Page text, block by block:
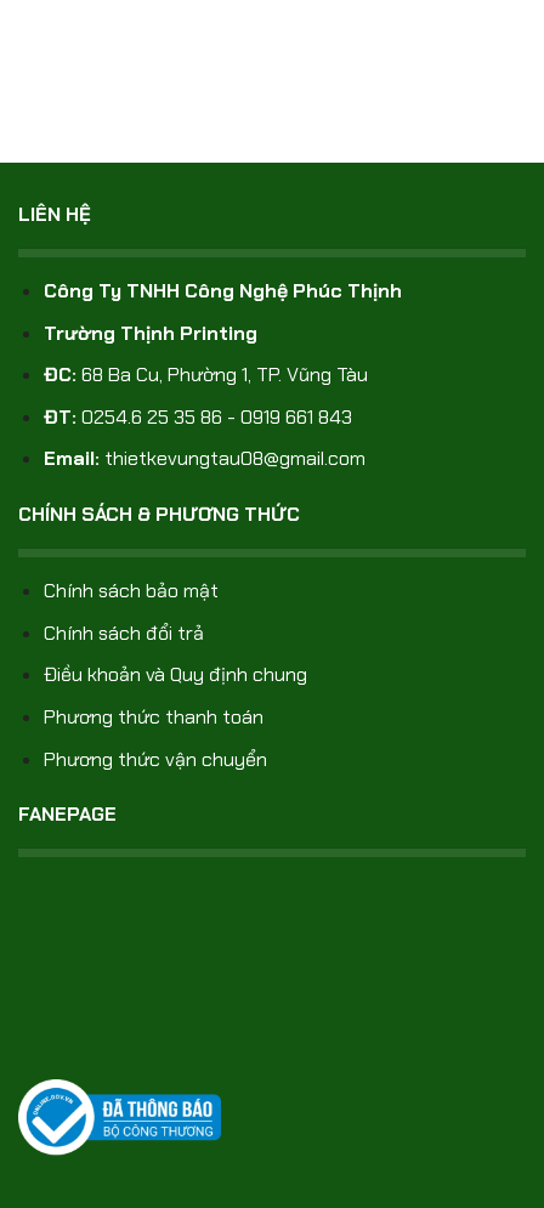
LIÊN HỆ
Công Ty TNHH Công Nghệ Phúc Thịnh
Trường Thịnh Printing
ĐC: 68 Ba Cu, Phường 1, TP. Vũng Tàu
ĐT: 0254.6 25 35 86 - 0919 661 843
Email: thietkevungtau08@gmail.com
CHÍNH SÁCH & PHƯƠNG THỨC
Chính sách bảo mật
Chính sách đổi trả
Điều khoản và Quy định chung
Phương thức thanh toán
Phương thức vận chuyển
FANEPAGE